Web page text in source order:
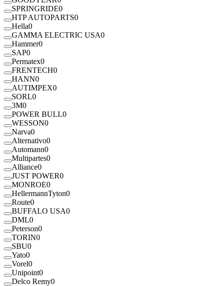
SPRINGRIDE0
HTP AUTOPARTS0
Hella0
GAMMA ELECTRIC USA0
Hammer0
SAP0
Permatex0
FRENTECH0
HANN0
AUTIMPEX0
SORL0
3M0
POWER BULL0
WESSON0
Narva0
Alternativo0
Automann0
Multipartes0
Alliance0
JUST POWER0
MONROE0
HellermannTyton0
Route0
BUFFALO USA0
DML0
Peterson0
TORIN0
SBU0
Yato0
Vorel0
Unipoint0
Delco Remy0